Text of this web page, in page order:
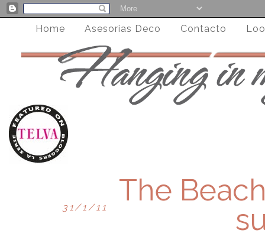
Home Asesorias Deco Contacto
31/1/11
The